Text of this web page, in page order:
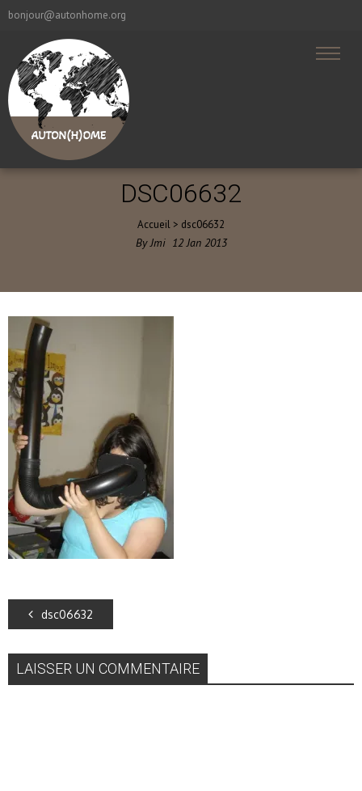
bonjour@autonhome.org
DSC06632
Accueil > dsc06632
ByJmi 12 Jan 2013
dsc06632
LAISSER UN COMMENTAIRE